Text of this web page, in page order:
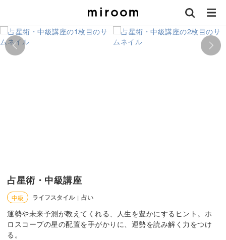
占星術・中級講座
中級 ライフスタイル | 占い
運勢や未来予測が教えてくれる、人生を豊かにするヒント。ホ
ロスコープの星の配置を手がかりに、運勢を読み解く力をつけ
る。